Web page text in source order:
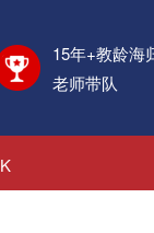
15年+教龄海
老师带队